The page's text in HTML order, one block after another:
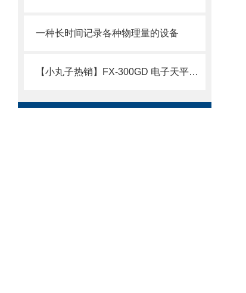
一种长时间记录各种物理量的设备
【小丸子热销】FX-300GD 电子天平，日本原装